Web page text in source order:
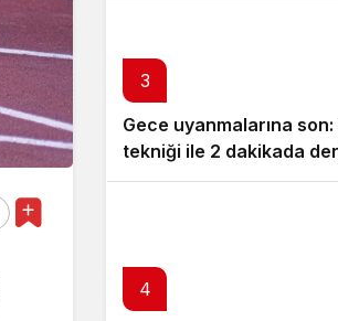
3
Gece uyanmalarına
tekniği ile 2 dakikada
dalın
4